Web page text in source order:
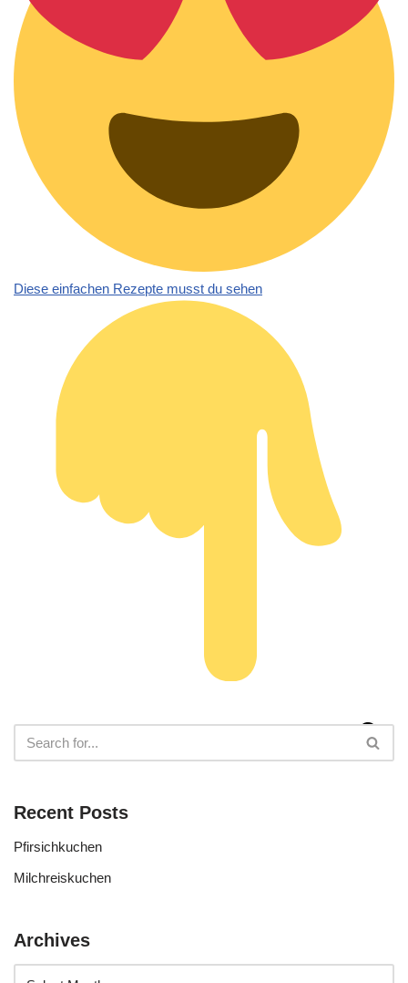
Diese einfachen Rezepte musst du sehen
Recent Posts
Pfirsichkuchen
Milchreiskuchen
Archives